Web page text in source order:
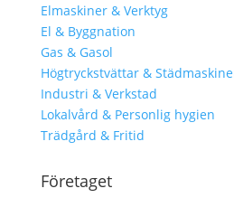
Elmaskiner & Verktyg
El & Byggnation
Gas & Gasol
Högtryckstvättar &
Industri & Verkstad
Lokalvård & Personlig hygien
Trädgård & Fritid
Företaget